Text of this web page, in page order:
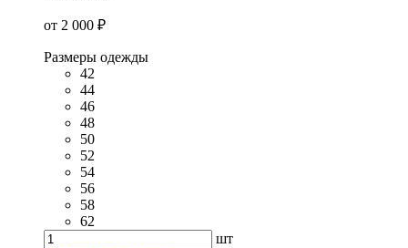
от 2 000 ₽
Размеры одежды
42
44
46
48
50
52
54
56
58
62
шт